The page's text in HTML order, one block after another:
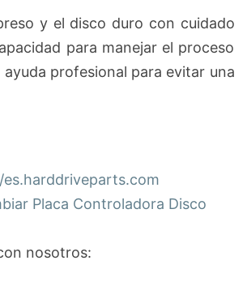
y el disco duro con cuidado
para manejar el proceso
profesional para evitar una
Placa Controladora Disco
nosotros: